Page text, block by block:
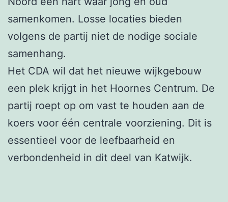
samenkomen. Losse locaties bieden
volgens de partij niet de nodige sociale
samenhang.
Het CDA wil dat het nieuwe wijkgebouw
een plek krijgt in het Hoornes Centrum. De
partij roept op om vast te houden aan de
koers voor één centrale voorziening. Dit is
essentieel voor de leefbaarheid en
verbondenheid in dit deel van Katwijk.